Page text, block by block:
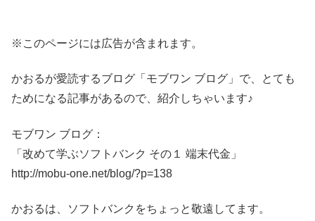
※このページには広告が含まれます。
かおるが愛読するブログ「モブワン ブログ」で、とても
ためになる記事があるので、紹介しちゃいます♪
モブワン ブログ：
「改めて学ぶソフトバンク その１ 端末代金」
http://mobu-one.net/blog/?p=138
かおるは、ソフトバンクをちょっと敬遠してます。